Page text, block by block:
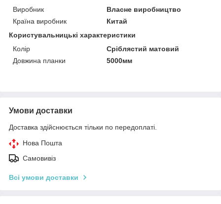
Виробник
Власне виробництво
Країна виробник
Китай
Користувальницькі характеристики
Колір
Сріблястий матовий
Довжина планки
5000мм
Умови доставки
Доставка здійснюється тільки по передоплаті.
Нова Пошта
Самовивіз
Всі умови доставки